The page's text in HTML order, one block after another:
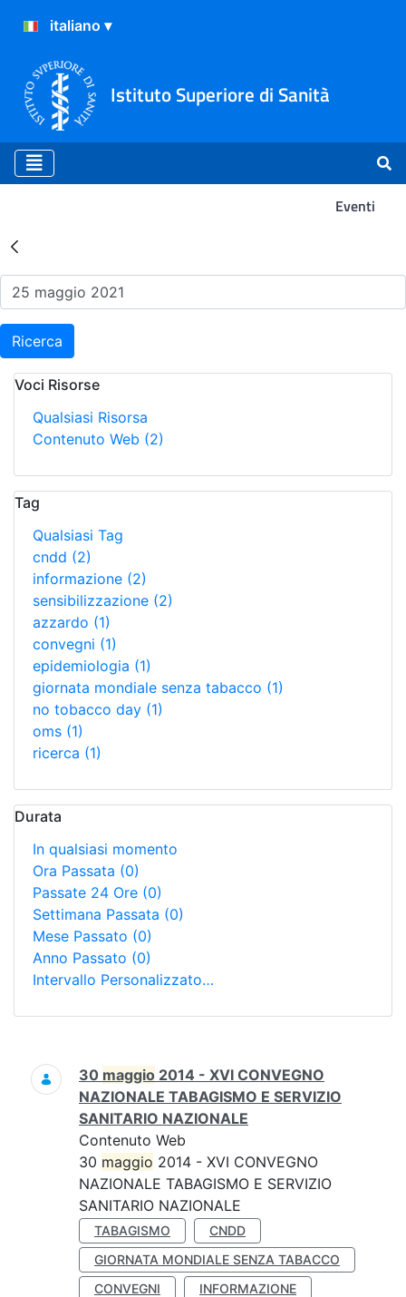
Istituto Superiore di Sanità
Eventi
Risultati della Ricerca -
Ricerca
Voci Risorse
Qualsiasi Risorsa
Contenuto Web (2)
Tag
Qualsiasi Tag
cndd (2)
informazione (2)
sensibilizzazione (2)
azzardo (1)
convegni (1)
epidemiologia (1)
giornata mondiale senza tabacco (1)
no tobacco day (1)
oms (1)
ricerca (1)
Durata
In qualsiasi momento
Ora Passata (0)
Passate 24 Ore (0)
Settimana Passata (0)
Mese Passato (0)
Anno Passato (0)
Intervallo Personalizzato…
Ricerca
30 maggio 2014 - XVI CONVEGNO
NAZIONALE TABAGISMO E SERVIZIO
SANITARIO NAZIONALE
Contenuto Web
30 maggio 2014 - XVI CONVEGNO
NAZIONALE TABAGISMO E SERVIZIO
SANITARIO NAZIONALE
TABAGISMO
CNDD
GIORNATA MONDIALE SENZA TABACCO
CONVEGNI
INFORMAZIONE